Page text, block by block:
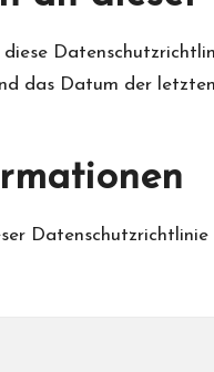
das Datum der